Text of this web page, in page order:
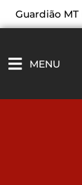
paraGuardião
MENU